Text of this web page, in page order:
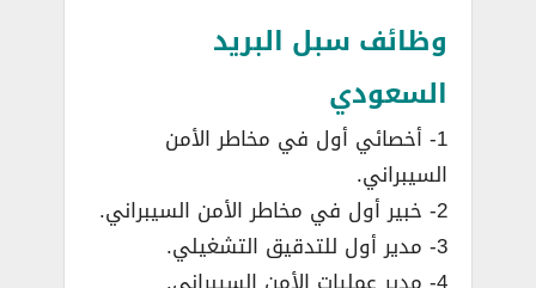
وظائف سبل البريد
السعودي
1- أخصائي أول في مخاطر الأمن
السيبراني.
2- خبير أول في مخاطر الأمن السيبراني.
3- مدير أول للتدقيق التشغيلي.